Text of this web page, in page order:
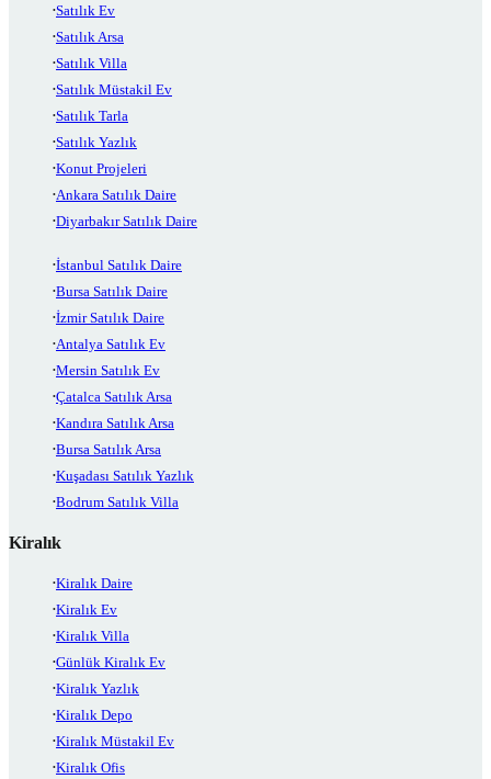
Satılık Ev
Satılık Arsa
Satılık Villa
Satılık Müstakil Ev
Satılık Tarla
Satılık Yazlık
Konut Projeleri
Ankara Satılık Daire
Diyarbakır Satılık Daire
İstanbul Satılık Daire
Bursa Satılık Daire
İzmir Satılık Daire
Antalya Satılık Ev
Mersin Satılık Ev
Çatalca Satılık Arsa
Kandıra Satılık Arsa
Bursa Satılık Arsa
Kuşadası Satılık Yazlık
Bodrum Satılık Villa
Kiralık
Kiralık Daire
Kiralık Ev
Kiralık Villa
Günlük Kiralık Ev
Kiralık Yazlık
Kiralık Depo
Kiralık Müstakil Ev
Kiralık Ofis